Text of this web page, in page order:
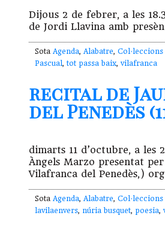
Dijous 2 de febrer, a les
de Jordi Llavina amb
Sota Agenda, Alabatre, Col·leccions
Pascual, tot passa baix, vilafranca
recital de
del Penedès
dimarts 11 d’octubre, a
Àngels Marzo presentat
Vilafranca del Penedès,)
Sota Agenda, Alabatre, Col·leccions
lavilaenvers, núria busquet, poesia,